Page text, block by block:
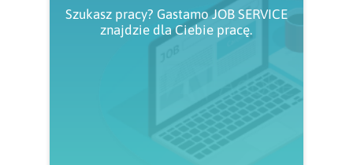
Szukasz pracy? Gastamo JOB SERVICE
znajdzie dla Ciebie pracę.